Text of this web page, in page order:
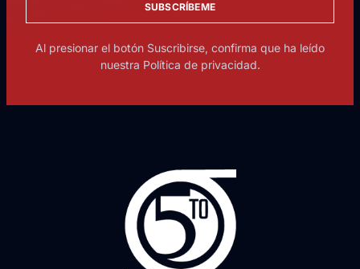
SUBSCRÍBEME
Al presionar el botón Suscribirse, confirma que ha leído
nuestra Política de privacidad.